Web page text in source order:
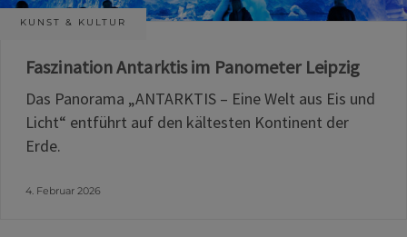
KUNST & KULTUR
Faszination Antarktis im Panometer Leipzig
Das Panorama „ANTARKTIS – Eine Welt aus Eis und
Licht“ entführt auf den kältesten Kontinent der
Erde.
4. Februar 2026